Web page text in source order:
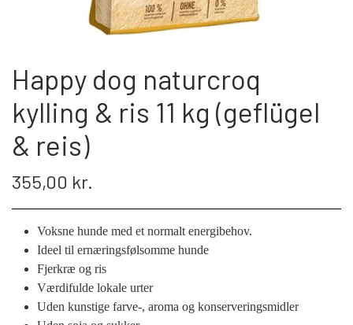
Happy dog naturcroq
kylling & ris 11 kg (geflügel
& reis)
355,00 kr.
Voksne hunde med et normalt energibehov.
Ideel til ernæringsfølsomme hunde
Fjerkræ og ris
Værdifulde lokale urter
Uden kunstige farve-, aroma og konserveringsmidler